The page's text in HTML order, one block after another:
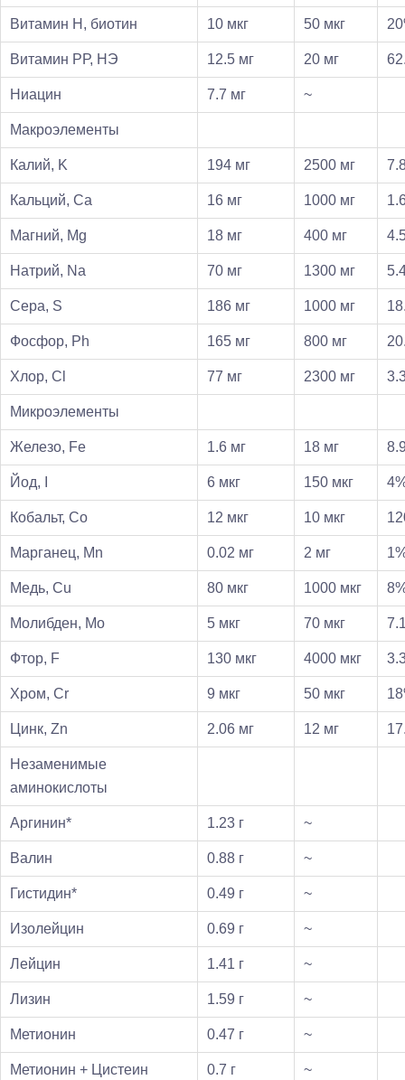
Витамин Н, биотин 10 мкг 50 мкг
Витамин РР, НЭ 12.5 мг 20 мг
Ниацин 7.7 мг ~
Макроэлементы
Калий, K 194 мг 2500 мг
Кальций, Ca 16 мг 1000 мг
Магний, Mg 18 мг 400 мг
Натрий, Na 70 мг 1300 мг
Сера, S 186 мг 1000 мг
Фосфор, Ph 165 мг 800 мг
Хлор, Cl 77 мг 2300 мг
Микроэлементы
Железо, Fe 1.6 мг 18 мг
Йод, I 6 мкг 150 мкг
Кобальт, Co 12 мкг 10 мкг
Марганец, Mn 0.02 мг 2 мг
Медь, Cu 80 мкг 1000 мкг
Молибден, Mo 5 мкг 70 мкг
Фтор, F 130 мкг 4000 мкг
Хром, Cr 9 мкг 50 мкг
Цинк, Zn 2.06 мг 12 мг
Незаменимые
аминокислоты
Аргинин* 1.23 г ~
Валин 0.88 г ~
Гистидин* 0.49 г ~
Изолейцин 0.69 г ~
Лейцин 1.41 г ~
Лизин 1.59 г ~
Метионин 0.47 г ~
Метионин + Цистеин 0.7 г ~